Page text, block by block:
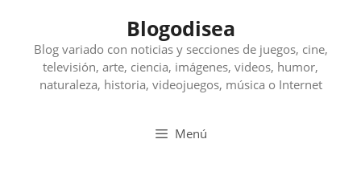
contenido
Blogodisea
Blog variado con noticias y secciones de juegos, cine,
televisión, arte, ciencia, imágenes, videos, humor,
naturaleza, historia, videojuegos, música o Internet
Menú